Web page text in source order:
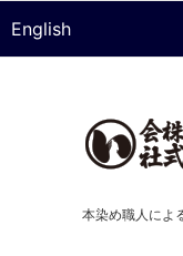
English
本染め職人によ